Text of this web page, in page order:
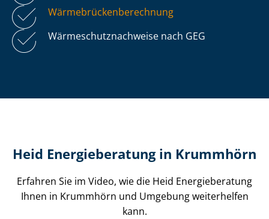
Wär­me­brü­cken­be­rech­nung
Wär­me­schutz­nach­wei­se nach GEG
Heid Energieberatung in Krummhörn
Erfahren Sie im Video, wie die Heid Energieberatung
Ihnen in Krummhörn und Umgebung weiterhelfen
kann.